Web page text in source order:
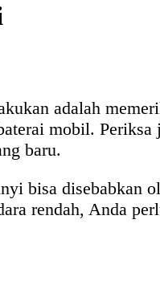
adalah
mobil. Periksa
baru.
bisa disebabkan
rendah, Anda